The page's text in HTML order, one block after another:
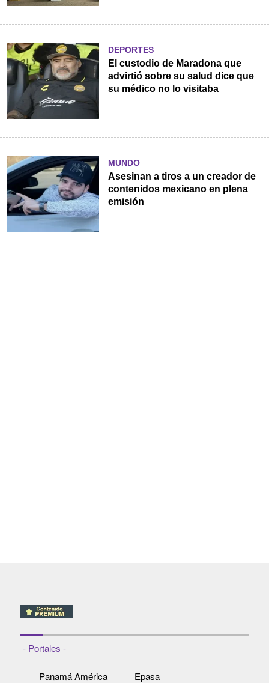
DEPORTES
El custodio de Maradona que
advirtió sobre su salud dice que
su médico no lo visitaba
MUNDO
Asesinan a tiros a un creador de
contenidos mexicano en plena
emisión
- Portales -
Panamá América Epasa